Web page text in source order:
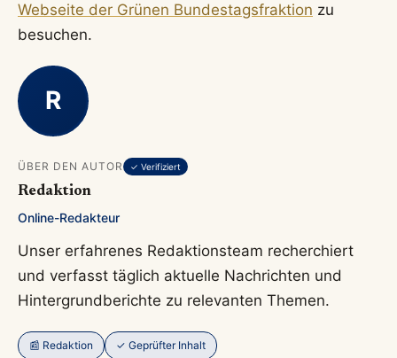
Webseite der Grünen Bundestagsfraktion zu
besuchen.
R
ÜBER DEN AUTOR ✓ Verifiziert
Redaktion
Online-Redakteur
Unser erfahrenes Redaktionsteam recherchiert
und verfasst täglich aktuelle Nachrichten und
Hintergrundberichte zu relevanten Themen.
📰 Redaktion ✓ Geprüfter Inhalt